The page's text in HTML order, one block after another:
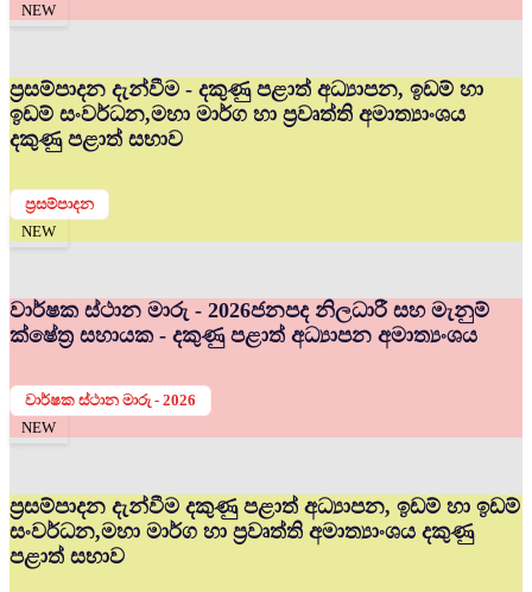
NEW
ප්‍රසම්පාදන දැන්වීම - දකුණු පළාත් අධ්‍යාපන, ඉඩම් හා
ඉඩම් සංවර්ධන,මහා මාර්ග හා ප්‍රවෘත්ති අමාත්‍යාංශය
දකුණු පළාත් සභාව
ප්‍රසම්පාදන
NEW
වාර්ෂක ස්ථාන මාරු - 2026ජනපද නිලධාරී සහ මැනුම්
ක්ෂේත්‍ර සහායක - දකුණු පළාත් අධ්‍යාපන අමාත්‍යංශය
වාර්ෂක ස්ථාන මාරු - 2026
NEW
ප්‍රසම්පාදන දැන්වීම දකුණු පළාත් අධ්‍යාපන, ඉඩම් හා ඉඩම්
සංවර්ධන,මහා මාර්ග හා ප්‍රවෘත්ති අමාත්‍යාංශය දකුණු
පළාත් සභාව